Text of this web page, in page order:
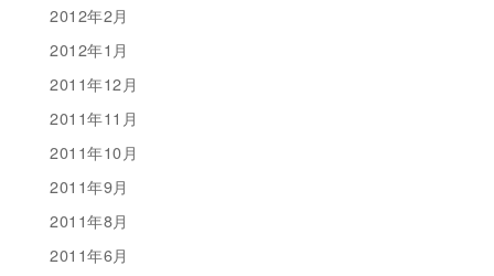
2012年2月
2012年1月
2011年12月
2011年11月
2011年10月
2011年9月
2011年8月
2011年6月